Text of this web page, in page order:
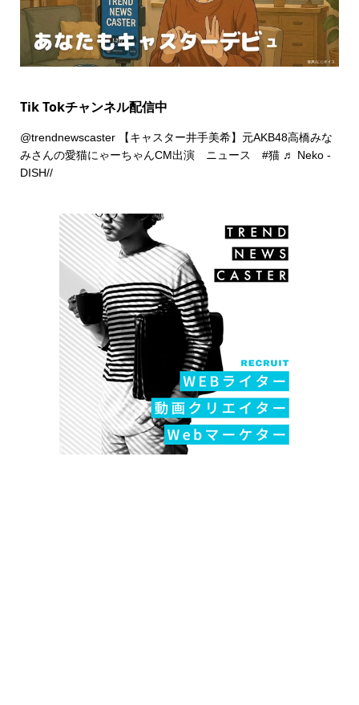
Tik Tokチャンネル配信中
@trendnewscaster【キャスター井手美希】元AKB48高橋みな
みさんの愛猫にゃーちゃんCM出演 ニュース #猫 ♬ Neko -
DISH//